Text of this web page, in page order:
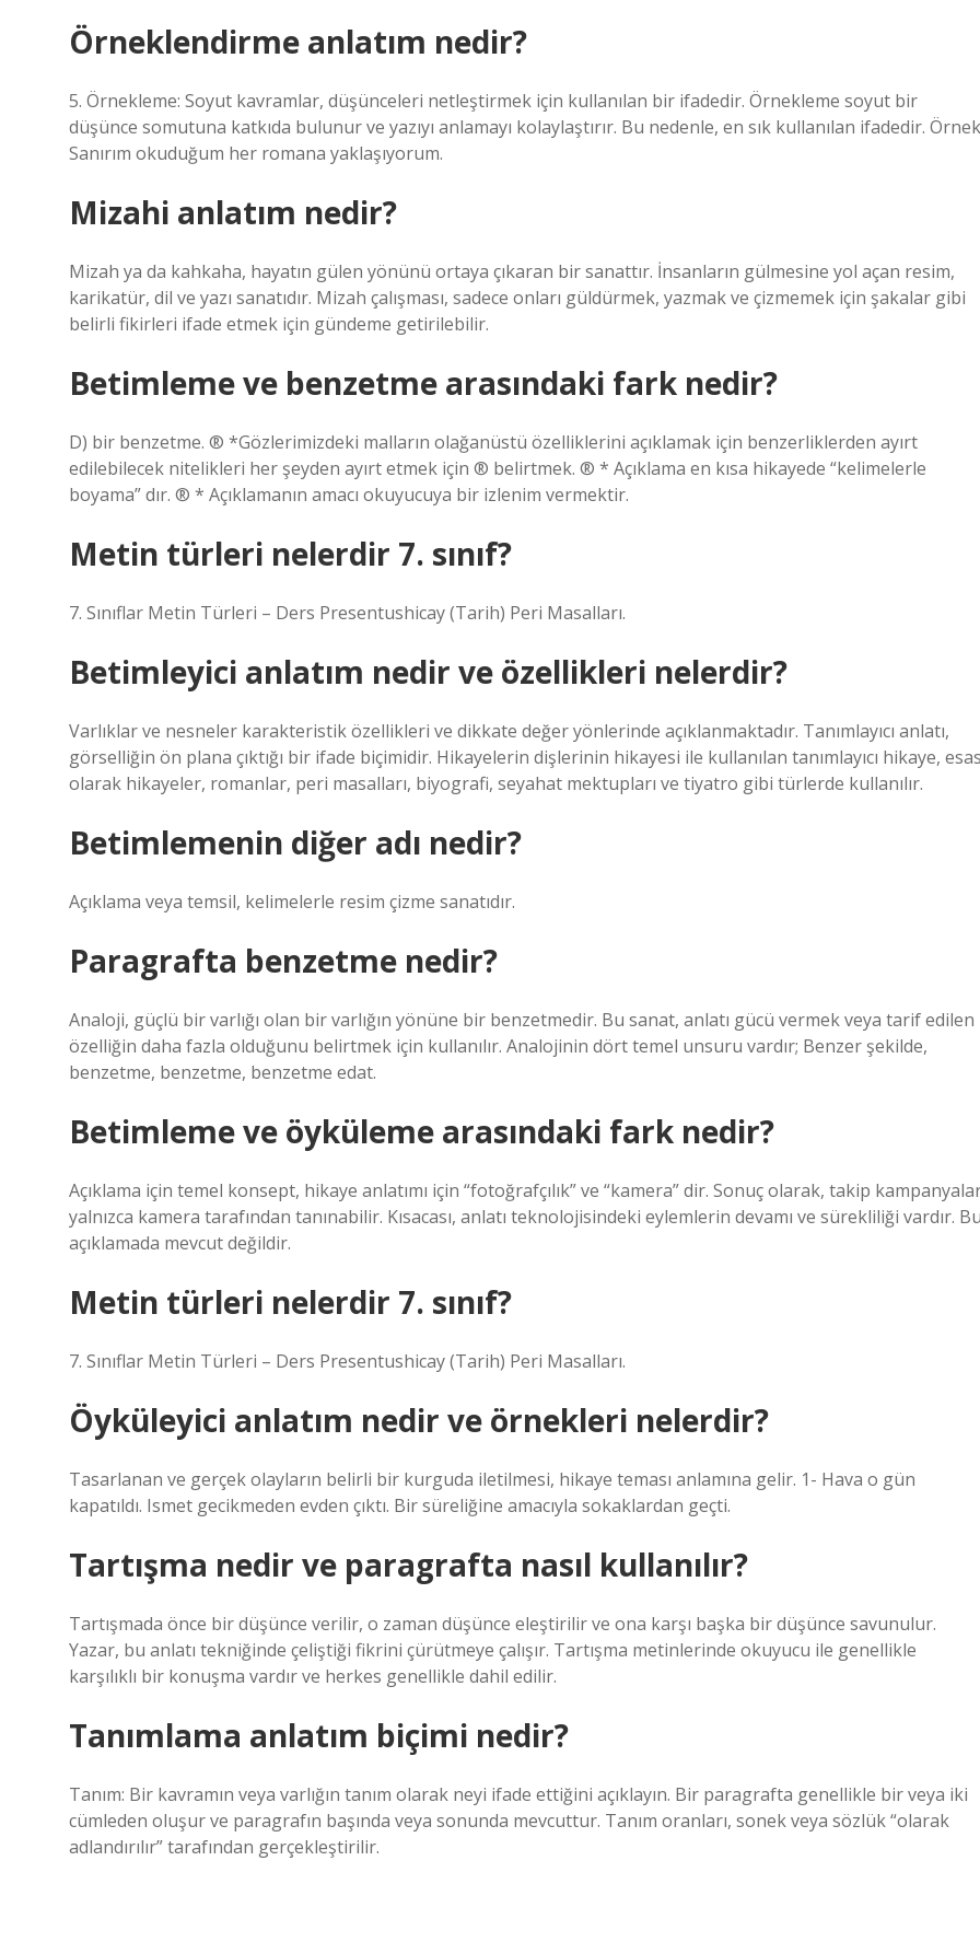
Örneklendirme anlatım nedir?
5. Örnekleme: Soyut kavramlar, düşünceleri netleştirmek için kullanılan bir ifadedir. Örnekleme soyut bir
düşünce somutuna katkıda bulunur ve yazıyı anlamayı kolaylaştırır. Bu nedenle, en sık kullanılan ifadedir.
Sanırım okuduğum her romana yaklaşıyorum.
Mizahi anlatım nedir?
Mizah ya da kahkaha, hayatın gülen yönünü ortaya çıkaran bir sanattır. İnsanların gülmesine yol açan resim,
karikatür, dil ve yazı sanatıdır. Mizah çalışması, sadece onları güldürmek, yazmak ve çizmemek için şakalar gibi
belirli fikirleri ifade etmek için gündeme getirilebilir.
Betimleme ve benzetme arasındaki fark nedir?
D) bir benzetme. ® *Gözlerimizdeki malların olağanüstü özelliklerini açıklamak için benzerliklerden ayırt
edilebilecek nitelikleri her şeyden ayırt etmek için ® belirtmek. ® * Açıklama en kısa hikayede “kelimelerle
boyama” dır. ® * Açıklamanın amacı okuyucuya bir izlenim vermektir.
Metin türleri nelerdir 7. sınıf?
7. Sınıflar Metin Türleri – Ders Presentushicay (Tarih) Peri Masalları.
Betimleyici anlatım nedir ve özellikleri nelerdir?
Varlıklar ve nesneler karakteristik özellikleri ve dikkate değer yönlerinde açıklanmaktadır. Tanımlayıcı anlatı,
görselliğin ön plana çıktığı bir ifade biçimidir. Hikayelerin dişlerinin hikayesi ile kullanılan tanımlayıcı hikaye,
olarak hikayeler, romanlar, peri masalları, biyografi, seyahat mektupları ve tiyatro gibi türlerde kullanılır.
Betimlemenin diğer adı nedir?
Açıklama veya temsil, kelimelerle resim çizme sanatıdır.
Paragrafta benzetme nedir?
Analoji, güçlü bir varlığı olan bir varlığın yönüne bir benzetmedir. Bu sanat, anlatı gücü vermek veya tarif edilen
özelliğin daha fazla olduğunu belirtmek için kullanılır. Analojinin dört temel unsuru vardır; Benzer şekilde,
benzetme, benzetme, benzetme edat.
Betimleme ve öyküleme arasındaki fark nedir?
Açıklama için temel konsept, hikaye anlatımı için “fotoğrafçılık” ve “kamera” dir. Sonuç olarak, takip
yalnızca kamera tarafından tanınabilir. Kısacası, anlatı teknolojisindeki eylemlerin devamı ve sürekliliği vardır.
açıklamada mevcut değildir.
Metin türleri nelerdir 7. sınıf?
7. Sınıflar Metin Türleri – Ders Presentushicay (Tarih) Peri Masalları.
Öyküleyici anlatım nedir ve örnekleri nelerdir?
Tasarlanan ve gerçek olayların belirli bir kurguda iletilmesi, hikaye teması anlamına gelir. 1- Hava o gün
kapatıldı. Ismet gecikmeden evden çıktı. Bir süreliğine amacıyla sokaklardan geçti.
Tartışma nedir ve paragrafta nasıl kullanılır?
Tartışmada önce bir düşünce verilir, o zaman düşünce eleştirilir ve ona karşı başka bir düşünce savunulur.
Yazar, bu anlatı tekniğinde çeliştiği fikrini çürütmeye çalışır. Tartışma metinlerinde okuyucu ile genellikle
karşılıklı bir konuşma vardır ve herkes genellikle dahil edilir.
Tanımlama anlatım biçimi nedir?
Tanım: Bir kavramın veya varlığın tanım olarak neyi ifade ettiğini açıklayın. Bir paragrafta genellikle bir veya iki
cümleden oluşur ve paragrafın başında veya sonunda mevcuttur. Tanım oranları, sonek veya sözlük “olarak
adlandırılır” tarafından gerçekleştirilir.